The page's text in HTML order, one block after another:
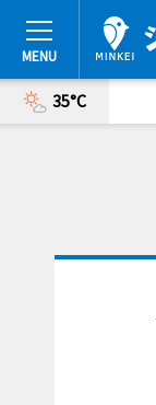
35°C